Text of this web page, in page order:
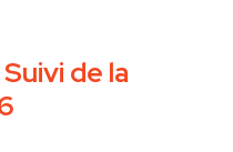
de la